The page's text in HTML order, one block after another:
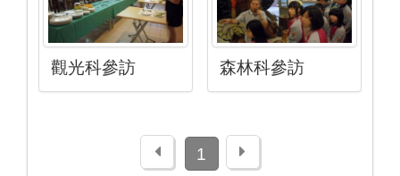
觀光科參訪 森林科參訪
上一頁1 下一頁